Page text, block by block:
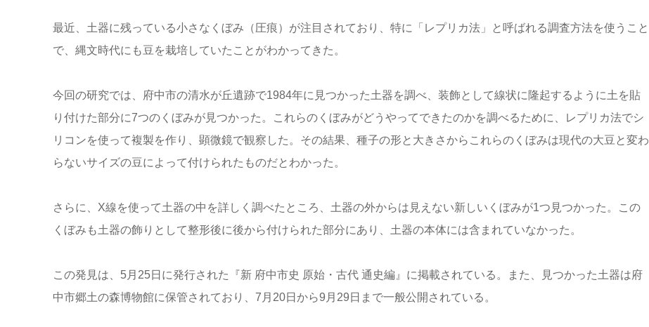
最近、土器に残っている小さなくぼみ（圧痕）が注目されており、特に「レプリカ法」と呼ばれる調査方法を使うこと
で、縄文時代にも豆を栽培していたことがわかってきた。
今回の研究では、府中市の清水が丘遺跡で1984年に見つかった土器を調べ、装飾として線状に隆起するように土を貼
り付けた部分に7つのくぼみが見つかった。これらのくぼみがどうやってできたのかを調べるために、レプリカ法でシ
リコンを使って複製を作り、顕微鏡で観察した。その結果、種子の形と大きさからこれらのくぼみは現代の大豆と変わ
らないサイズの豆によって付けられたものだとわかった。
さらに、X線を使って土器の中を詳しく調べたところ、土器の外からは見えない新しいくぼみが1つ見つかった。この
くぼみも土器の飾りとして整形後に後から付けられた部分にあり、土器の本体には含まれていなかった。
この発見は、5月25日に発行された『新 府中市史 原始・古代 通史編』に掲載されている。また、見つかった土器は府
中市郷土の森博物館に保管されており、7月20日から9月29日まで一般公開されている。